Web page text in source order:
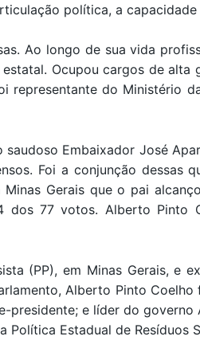
política, a
Ao longo de sua vida
Ocupou cargos de
representante do Ministério
Embaixador José
Foi a conjunção dessas
Gerais que o pai
77 votos. Alberto Pinto
(PP), em Minas Gerais, e
Alberto Pinto
presidente; e líder do
Estadual de Resíduos